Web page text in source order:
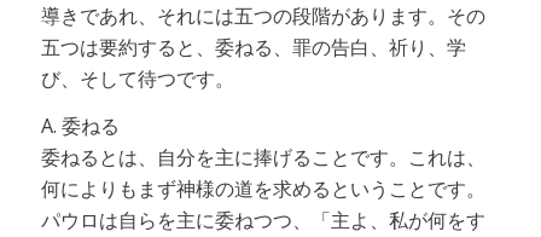
導きであれ、それには五つの段階があります。その
五つは要約すると、委ねる、罪の告白、祈り、学
び、そして待つです。
A. 委ねる
委ねるとは、自分を主に捧げることです。これは、
何によりもまず神様の道を求めるということです。
パウロは自らを主に委ねつつ、「主よ、私が何をす